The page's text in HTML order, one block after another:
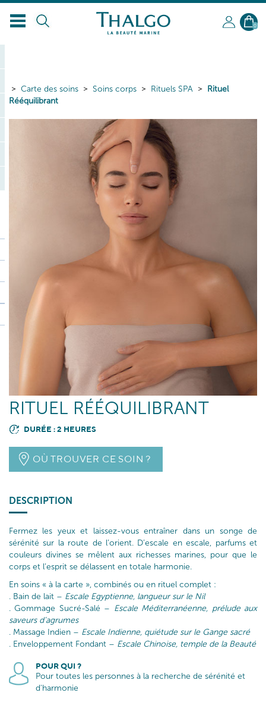
0
Carte des soins Soins corps Rituels SPA
Rituel
Rééquilibrant
RITUEL RÉÉQUILIBRANT
DURÉE : 2 HEURES
OÙ TROUVER CE SOIN ?
DESCRIPTION
Fermez les yeux et laissez-vous entraîner dans un songe de
sérénité sur la route de l’orient. D’escale en escale, parfums et
couleurs divines se mêlent aux richesses marines, pour que le
corps et l’esprit se délassent en totale harmonie.
En soins « à la carte », combinés ou en rituel complet :
. Bain de lait – Escale Egyptienne, langueur sur le Nil
. Gommage Sucré-Salé – Escale Méditerranéenne, prélude aux
saveurs d’agrumes
. Massage Indien – Escale Indienne, quiétude sur le Gange sacré
. Enveloppement Fondant – Escale Chinoise, temple de la Beauté
POUR QUI ?
Pour toutes les personnes à la recherche de sérénité et
d'harmonie